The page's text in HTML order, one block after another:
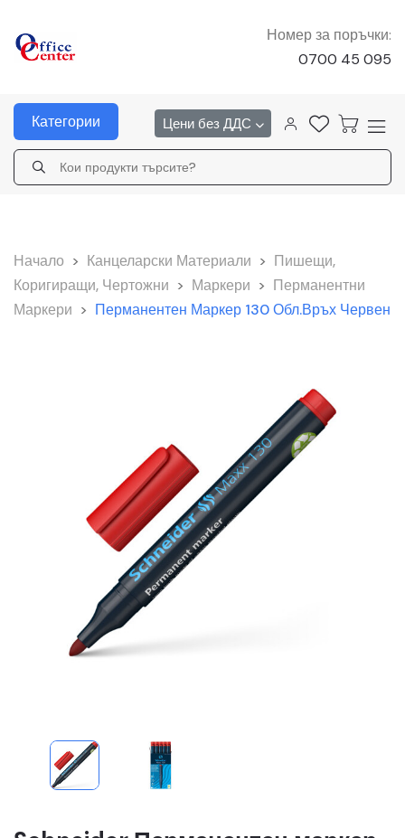
Номер за поръчки:
0700 45 095
Категории Цени без ДДС
Начало > Канцеларски Материали > Пишещи,
Коригиращи, Чертожни > Маркери > Перманентни
Маркери > Перманентен Маркер 130 Обл.връх Червен